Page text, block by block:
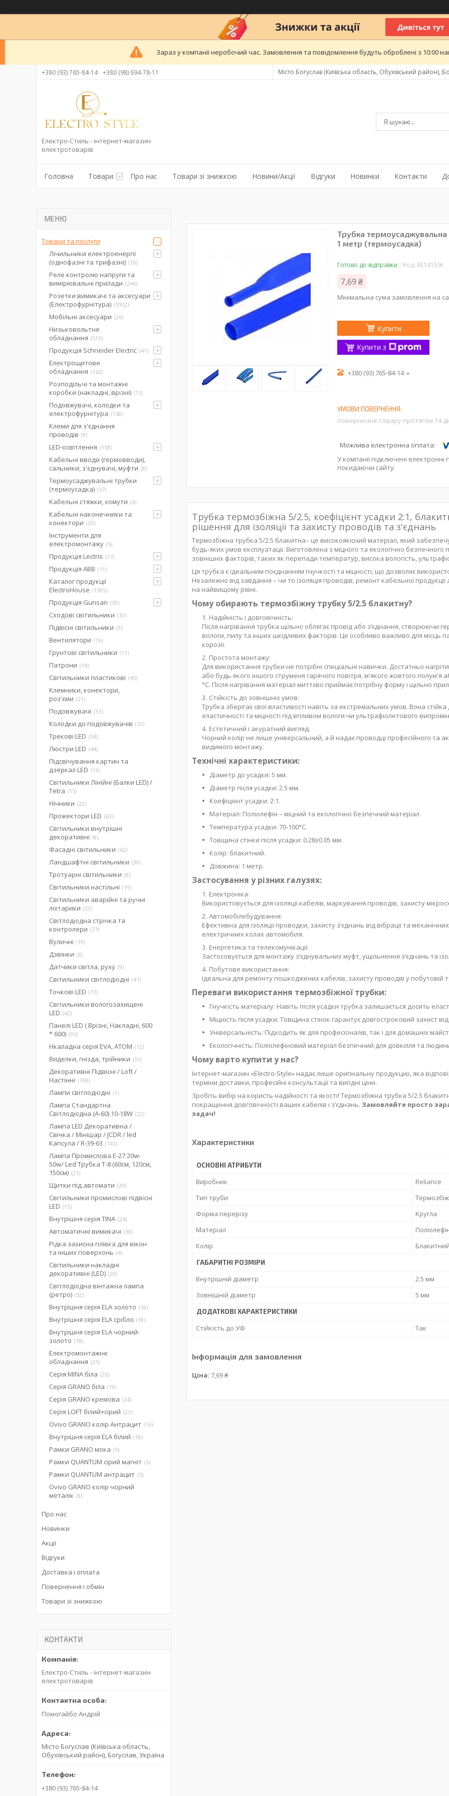
Зараз у компанії неробочий час. Замовлення та повідомлення будуть оброблені з 10:00
+380 (93) 765-84-14 +380 (98) 694-78-11 Місто Богуслав (Київська область, Обухівський район),
Електро-Стиль - інтернет-магазин
електротоварів
Головна Товари Про нас Товари зі знижкою Новини/Акції Відгуки Новинки Контакти
Трубка термоусаджувальна
1 метр (термоусадка)
Готово до відправки Код: RE14159г
7,69 ₴
Мінімальна сума замовлення на
Купити
Купити з
+380 (93) 765-84-14
повернення товару протягом 14
У компанії підключені
покидаючи сайту.
Трубка термозбіжна 5/2.5, коефіцієнт усадки 2:1,
рішення для ізоляції та захисту проводів та з'єднань
Термозбіжна трубка 5/2.5 блакитна– це високоякісний матеріал, який
будь-яких умов експлуатації. Виготовлена з міцного та екологічно безпечного
зовнішніх факторів, таких як перепади температур, висока вологість,
Ця трубка є ідеальним поєднанням гнучкості та міцності, що дозволяє
Незалежно від завдання – чи то ізоляція проводів, ремонт кабельної
на найвищому рівні.
Чому обирають термозбіжну трубку 5/2.5 блакитну?
Надійність і довговічність:
Після нагрівання трубка щільно облягає провід або з’єднання, створюючи
вологи, пилу та інших шкідливих факторів. Це особливо важливо для місць
корозії.
Простота монтажу:
Для використання трубки не потрібні спеціальні навички. Достатньо
або будь-якого іншого струменя гарячого повітря, м'якого жовтого
°С. Після нагрівання матеріал миттєво приймає потрібну форму і щільно
Стійкість до зовнішніх умов:
Трубка зберігає свої властивості навіть за екстремальних умов. Вона
еластичності та міцності під впливом вологи чи ультрафіолетового
Естетичний і акуратний вигляд:
Чорний колір не лише універсальний, а й надає проводці професійного та
видимого монтажу.
Технічні характеристики:
Діаметр до усадки: 5 мм.
Діаметр після усадки: 2.5 мм.
Коефіцієнт усадки: 2:1.
Матеріал: Поліолефін – міцний та екологічно безпечний матеріал.
Температура усадки: 70-100°C.
Товщина стінки після усадки: 0.28±0.05 мм.
Колір: блакитний.
Довжина: 1 метр.
Застосування у різних галузях:
Електроніка:
Використовується для ізоляції кабелів, маркування проводів, захисту
Автомобілебудування:
Ефективна для ізоляції проводки, захисту з’єднань від вібрації та
електричних колах автомобіля.
Енергетика та телекомунікації:
Застосовується для монтажу з’єднувальних муфт, ущільнення з’єднань та
Побутове використання:
Ідеальна для ремонту пошкоджених кабелів, захисту проводів у побутовій
Переваги використання термозбіжної трубки:
Гнучкість матеріалу: Навіть після усадки трубка залишається досить
Міцність після усадки: Товщина стінок гарантує довгостроковий захист
Універсальність: Підходить як для професіоналів, так і для домашніх
Екологічність: Поліолефіновий матеріал безпечний для довкілля та
Чому варто купити у нас?
Інтернет-магазин «Electro-Style» надає лише оригінальну продукцію, яка
терміни доставки, професійні консультації та вигідні ціни.
Зробіть вибір на користь надійності та якості! Термозбіжна трубка 5/2.5
покращення довговічності ваших кабелів і з’єднань. Замовляйте просто
задач!
Характеристики
ОСНОВНІ АТРИБУТИ
Виробник
Reliance
Тип труби
Форма перерізу
Кругла
Матеріал
Колір
Блакитний
ГАБАРИТНІ РОЗМІРИ
Внутрішній діаметр
2.5 мм
Зовнішній діаметр
5 мм
ДОДАТКОВІ ХАРАКТЕРИСТИКИ
Стійкість до УФ Так
Інформація для замовлення
Ціна: 7,69 ₴
Товари та послуги
Лічильники електроенергії
(однофазні та трифазні) 36
Реле контролю напруги та
вимірювальні прилади 246
Розетки вимикачі та аксесуари
(Електрофурнітура) 1002
Мобільні аксесуари 26
Низьковольтне
обладнання
513
Продукція Schneider Electric 41
Електрощитове
обладнання
162
Розподільчі та монтажні
коробки (накладні, врізні) 15
Подовжувачі, колодки та
електрофурнітура
158
Клеми для з'єднання
проводів 9
LED-освітлення 138
Кабельні вводи (гермовводи),
сальники, з'єднувачі, муфти 8
Термоусаджувальні трубки
(термоусадка) 57
Кабельні стяжки, хомути 6
Кабельні наконечники та
конектори 20
Інструменти для
електромонтажу 5
Продукція Lectris 17
Продукція ABB 11
Каталог продукції
ElectroHouse
1385
Продукція Gunsan 30
Сходові світильники 10
Підвісні світильники 3
Вентилятори 16
Грунтові світильники 11
Патрони 14
Світильники пластикові 45
Клемники, конектори,
роз'єми 21
Подовжувачі 33
Колодки до подовжувачів 10
Трекові LED 34
Люстри LED 44
Підсвічування картин та
дзеркал LED
16
Світильники Лінійні (Балки LED) /
Tetra
15
Нічники 22
Прожектори LED 63
Світильники внутрішні
декоративні 8
Фасадні світильники 62
Ландшафтні світильники 30
Тротуарні світильники 8
Світильники настільні 19
Світильники аварійні та ручні
ліхтарики 33
Світлодіодна стрічка та
контролери
77
Вуличні 19
Дзвінки 6
Датчики світла, руху 9
Світильники світлодіодні 47
Точкові LED 77
Світильники вологозахищені
LED 42
Панелі LED ( Врізні, Накладні, 600
* 600) 95
Нкаладна серія EVA, ATOM 12
Виделки, гнізда, трійники 10
Декоративні Підвісні / Loft /
Настінні
108
Лампи світлодіодні 1
Лампа Стандартна
Світлодіодна (А-60) 10-18W 22
Лампа LED Декоративна /
Свічка / Мінішар / JCDR / led
Капсула / R-39-63
141
Лампа Промислова Е-27 20w-
50w/ Led Трубка Т-8 (60см, 120см,
150см) 21
Щитки під автомати 20
Світильники промислові підвісні
LED
15
Внутрішня серія TINA 24
Автоматичні вимикачі 38
Рідка захисна плівка для вікон
та інших поверхонь 4
Світильники накладні
декоративні (LED) 20
Світлодіодна вінтажна лампа
(ретро) 52
Внутрішня серія ELA золото 18
Внутрішня серія ELA срібло 18
Внутрішня серія ELA чорний-
золото
18
Електромонтажне
обладнання 25
Серія MINA біла 26
Серія GRANO біла 19
Серія GRANO кремова 24
Серія LOFT білий+сірий 23
Ovivo GRANO колір Антрацит 16
Внутрішня серія ELA білий 18
Рамки GRANO мока 5
Рамки QUANTUM сірий магніт 5
Рамки QUANTUM антрацит 5
Ovivo GRANO колір чорний
металік 8
Про нас
Новинки
Акції
Відгуки
Доставка і оплата
Повернення і обмін
Товари зі знижкою
КОНТАКТИ
Електро-Стиль - інтернет-магазин
електротоварів
Помогайбо Андрій
Місто Богуслав (Київська область,
Обухівський район), Богуслав, Україна
+380 (93) 765-84-14